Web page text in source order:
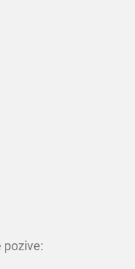
pozive: